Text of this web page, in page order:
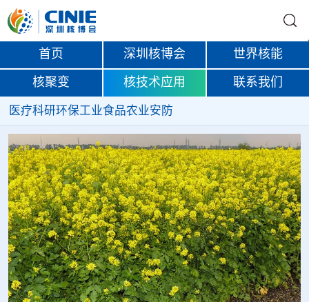
首页 深圳核博会 世界核能
核聚变 核技术应用 联系我们
医疗科研环保工业食品农业安防